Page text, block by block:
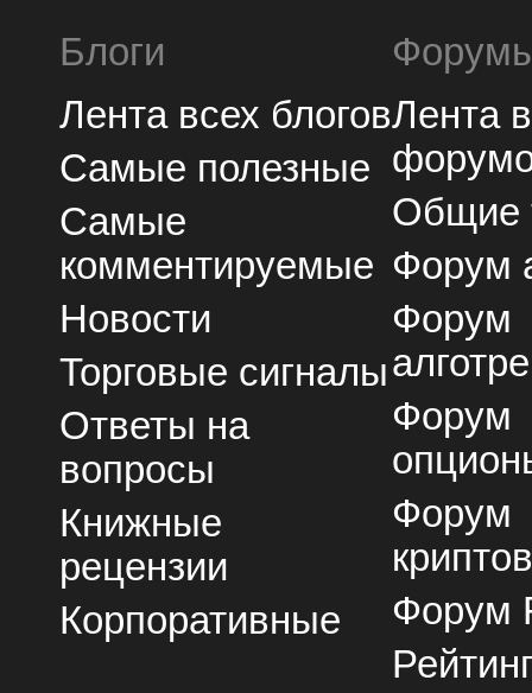
Блоги
Лента всех блогов
Самые полезные
Самые
комментируемые
Новости
Торговые сигналы
Ответы на
вопросы
Книжные
рецензии
Корпоративные
Лента
Общие
Форум
Форум
Форум
Форум
Форум